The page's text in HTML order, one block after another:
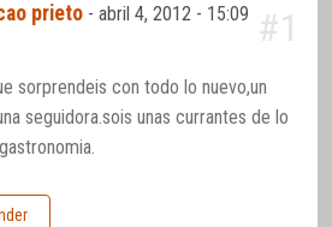
prieto -abril 4, 2012 - 15:09 #1
sorprendeis con todo lo nuevo,un
seguidora.sois unas currantes de lo